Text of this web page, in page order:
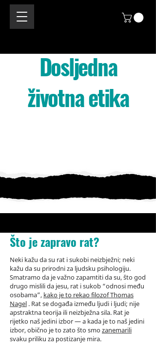
Dosljedna
životna etika
Što je zapravo rat?
Neki kažu da su rat i sukobi neizbježni; neki
kažu da su prirodni za ljudsku psihologiju.
Smatramo da je važno zapamtiti da su, što god
drugo mislili da jesu, rat i sukob “odnosi među
osobama”, kako je to rekao filozof Thomas
Nagel . Rat se događa između ljudi i ljudi; nije
apstraktna teorija ili neizbježna sila. Rat je
rijetko naš jedini izbor — a kada je to naš jedini
izbor, obično je to zato što smozanemarili
svaku priliku za postizanje mira.